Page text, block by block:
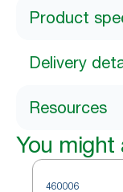
Product
Delivery
Resources
You might
460006